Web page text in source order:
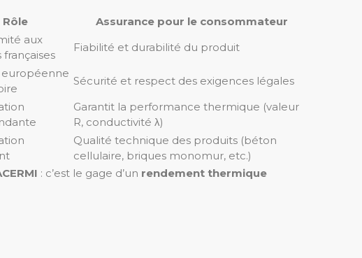
Rôle
Assurance pour le consommateur
aux
Fiabilité et durabilité du produit
Sécurité et respect des exigences légales
Garantit la performance thermique (valeur
R, conductivité λ)
Qualité technique des produits (béton
cellulaire, briques monomur, etc.)
: c’est le gage d’un rendement thermique